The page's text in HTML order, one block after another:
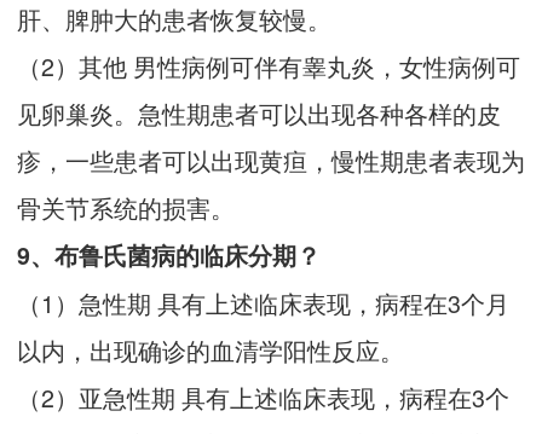
肝、脾肿大的患者恢复较慢。
（2）其他 男性病例可伴有睾丸炎，女性病例可
见卵巢炎。急性期患者可以出现各种各样的皮
疹，一些患者可以出现黄疸，慢性期患者表现为
骨关节系统的损害。
9、布鲁氏菌病的临床分期？
（1）急性期 具有上述临床表现，病程在3个月
以内，出现确诊的血清学阳性反应。
（2）亚急性期 具有上述临床表现，病程在3个